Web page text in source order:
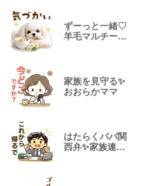
ずーっと一緒♡
羊毛マルチーズ
家族を見守る✨
おおらかママ
はたらくパパ関
西弁✨家族連絡